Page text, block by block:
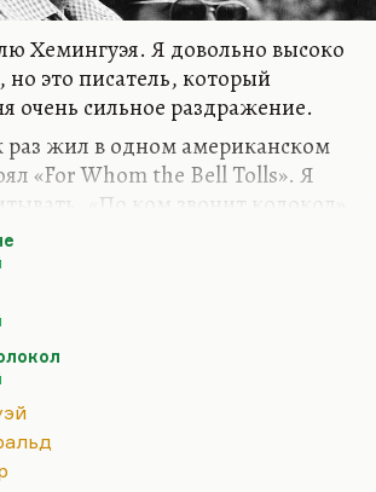
Хемингуэя. Я довольно высоко
но это писатель, который
очень сильное раздражение.
раз жил в одном американском
«For Whom the Bell Tolls». Я
«По ком звонит колокол»,
Набоков сказал:
то about bulls, bells and balls (о
bells and balls у него в
такой детской, такой
ученической. Роберт
фальшивый герой,
Такие идиотские,